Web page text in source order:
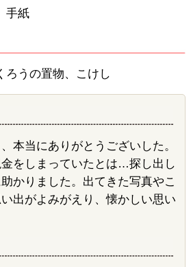
手紙
ろうの置物、こけし
本当にありがとうございした。
をしまっていたとは…探し出し
かりました。出てきた写真やこ
出がよみがえり、懐かしい思い